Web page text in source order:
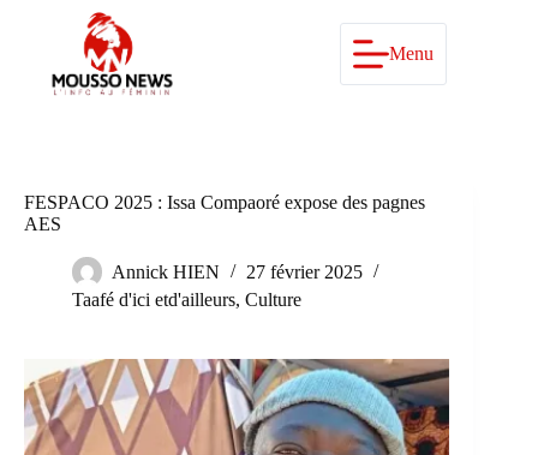
Menu
FESPACO 2025 : Issa Compaoré expose des pagnes
AES
Annick HIEN
27 février 2025
Taafé d'ici etd'ailleurs, Culture